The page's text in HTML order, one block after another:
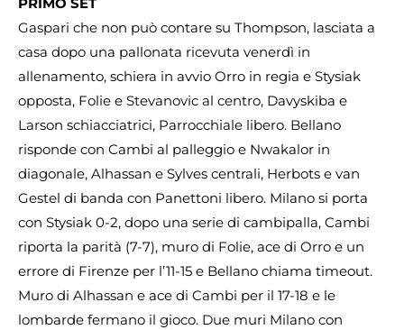
Gaspari che non può contare su Thompson, lasciata a
casa dopo una pallonata ricevuta venerdì in
allenamento, schiera in avvio Orro in regia e Stysiak
opposta, Folie e Stevanovic al centro, Davyskiba e
Larson schiacciatrici, Parrocchiale libero. Bellano
risponde con Cambi al palleggio e Nwakalor in
diagonale, Alhassan e Sylves centrali, Herbots e van
Gestel di banda con Panettoni libero. Milano si porta
con Stysiak 0-2, dopo una serie di cambipalla, Cambi
riporta la parità (7-7), muro di Folie, ace di Orro e un
errore di Firenze per l’11-15 e Bellano chiama timeout.
Muro di Alhassan e ace di Cambi per il 17-18 e le
lombarde fermano il gioco. Due muri Milano con